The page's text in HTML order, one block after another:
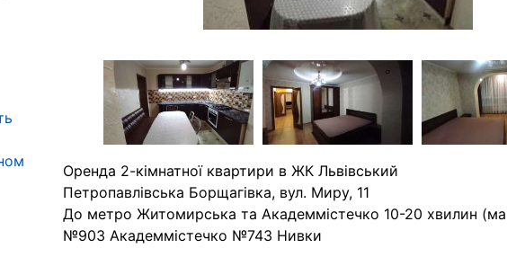
Оренда 2-кімнатної квартири в ЖК Львівський
Петропавлівська Борщагівка, вул. Миру, 11
До метро Житомирська та Академмістечко 10-20 хвилин
№903 Академмістечко №743 Нивки